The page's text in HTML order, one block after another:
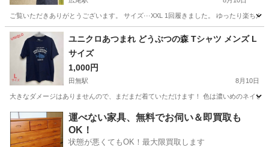
ご覧いただきありがとうございます。 サイズ···XXL 1回履きました。 ゆったり楽
東京 渋谷区 広尾駅 パンツ UNIQLO
ユニクロあつまれ どうぶつの森 Tシャツ メンズ L
サイズ
1,000円
田無駅 8月10日
大きなダメージはありませんので、まだまだ着ていただけます！ 色は濃いめのネイ
東京 西東京市 田無駅 服/ファッション
運べない家具、無料でお伺い＆即買取も
OK！
状態が悪くてもOK！最大限買取します